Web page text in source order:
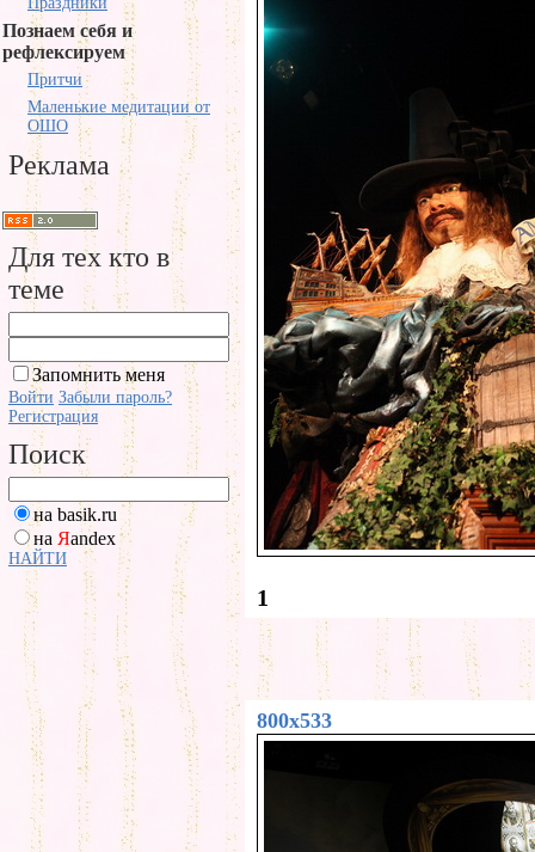
Познаем себя и
рефлексируем
Притчи
Маленькие медитации от
ОШО
Реклама
Для тех кто в
теме
Запомнить меня
Войти Забыли пароль?
Регистрация
Поиск
на basik.ru
на Яandex
НАЙТИ
1
800x533